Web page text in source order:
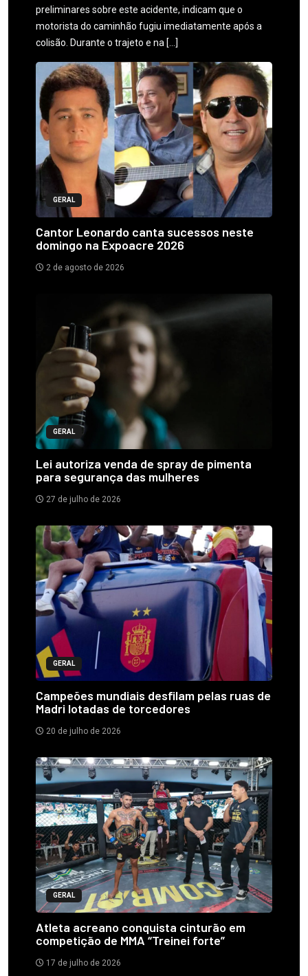
preliminares sobre este acidente, indicam que o
motorista do caminhão fugiu imediatamente após a
colisão. Durante o trajeto e na […]
GERAL
Cantor Leonardo canta sucessos neste
domingo na Expoacre 2026
2 de agosto de 2026
GERAL
Lei autoriza venda de spray de pimenta
para segurança das mulheres
27 de julho de 2026
GERAL
Campeões mundiais desfilam pelas ruas de
Madri lotadas de torcedores
20 de julho de 2026
GERAL
Atleta acreano conquista cinturão em
competição de MMA “Treinei forte”
17 de julho de 2026